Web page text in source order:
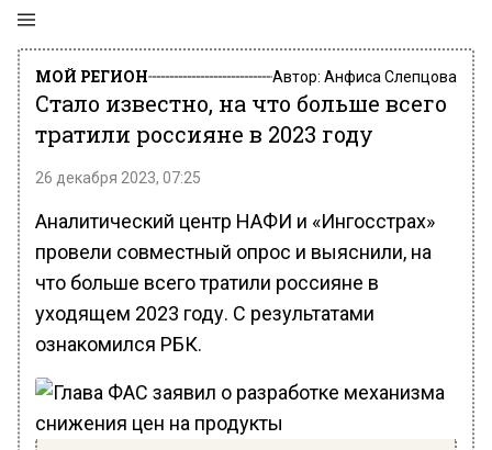
МОЙ РЕГИОН Автор: Анфиса Слепцова
Стало известно, на что больше всего
тратили россияне в 2023 году
26 декабря 2023, 07:25
Аналитический центр НАФИ и «Ингосстрах»
провели совместный опрос и выяснили, на
что больше всего тратили россияне в
уходящем 2023 году. С результатами
ознакомился РБК.